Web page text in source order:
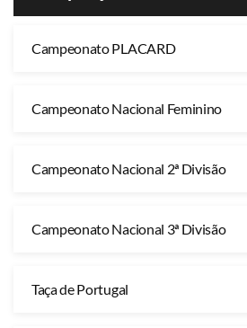
Campeonato PLACARD
Campeonato Nacional Feminino
Campeonato Nacional 2ª Divisão
Campeonato Nacional 3ª Divisão
Taça de Portugal